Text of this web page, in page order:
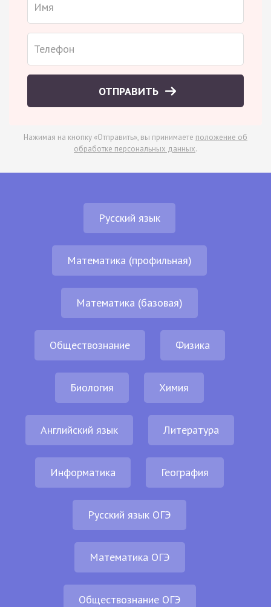
ОТПРАВИТЬ
Нажимая на кнопку «Отправить», вы принимаете положение об
обработке персональных данных.
Русский язык
Математика (профильная)
Математика (базовая)
Обществознание Физика
Биология Химия
Английский язык Литература
Информатика География
Русский язык ОГЭ
Математика ОГЭ
Обществознание ОГЭ